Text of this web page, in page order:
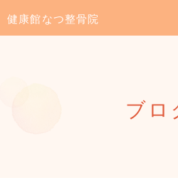
健康館なつ整骨院
ブロ